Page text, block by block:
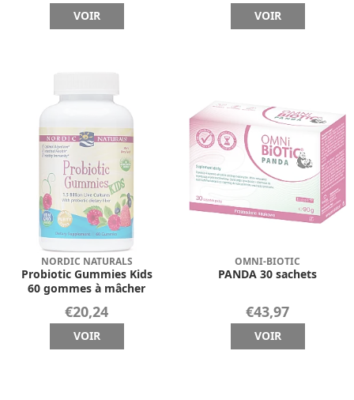
VOIR VOIR
NORDIC NATURALS
Probiotic Gummies Kids
60 gommes à mâcher
€20,24
VOIR
OMNI-BIOTIC
PANDA 30 sachets
€43,97
VOIR